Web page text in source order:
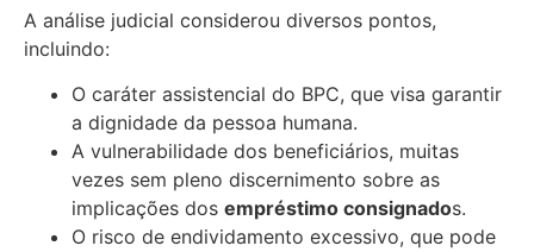
A análise judicial considerou diversos pontos,
incluindo:
O caráter assistencial do BPC, que visa garantir
a dignidade da pessoa humana.
A vulnerabilidade dos beneficiários, muitas
vezes sem pleno discernimento sobre as
implicações dos empréstimo consignados.
O risco de endividamento excessivo, que pode